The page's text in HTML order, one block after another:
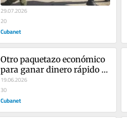
29.07.2026
20
Cubanet
Otro paquetazo económico
para ganar dinero rápido y
fácil
19.06.2026
30
Cubanet